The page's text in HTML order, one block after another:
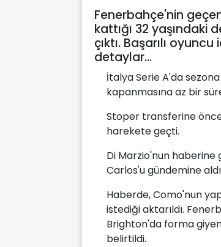
Fenerbahçe'nin
kattığı 32
çıktı. Başarılı
detaylar...
İtalya Serie A'da
kapanmasına az bir
Stoper transferine
harekete geçti.
Di Marzio'nun haberine
Carlos'u gündemine
Haberde, Como'nun
istediği aktarıldı.
Brighton'da forma
belirtildi.